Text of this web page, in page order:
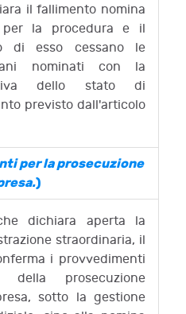
norma dell'articolo 8,
è data altresì
del cancelliere, alla
in cui l'impresa ha la
il fallimento nomina
la procedura e il
di esso cessano le
nominati con la
dello stato di
previsto dall'articolo
stato passivo nel
sulla base delle
dichiarativa dello
per la prosecuzione
)
dichiara aperta la
straordinaria, il
i provvedimenti
prosecuzione
sotto la gestione